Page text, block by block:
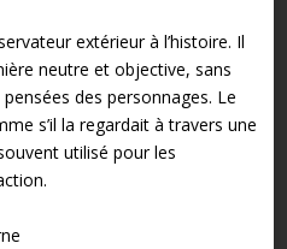
extérieur à l’histoire. Il
neutre et objective, sans
des personnages. Le
s’il la regardait à travers une
utilisé pour les